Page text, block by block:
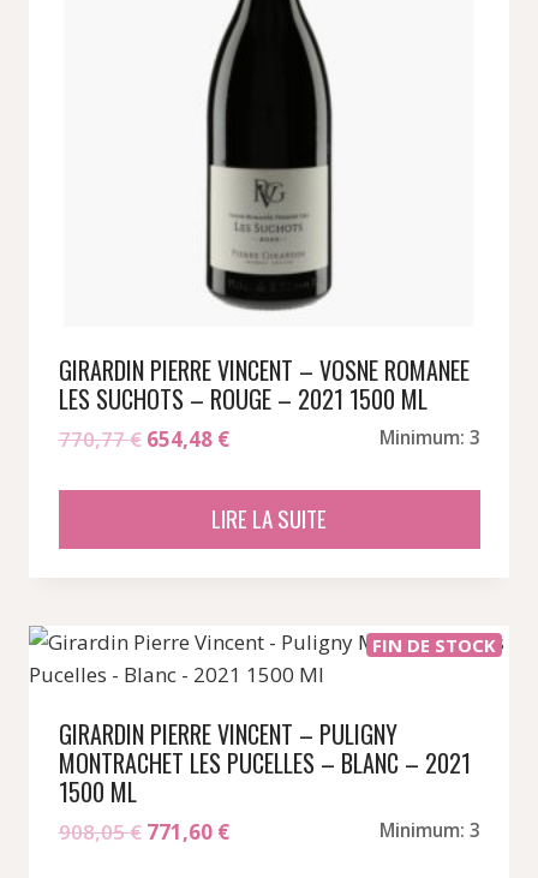
GIRARDIN PIERRE VINCENT – VOSNE ROMANEE
LES SUCHOTS – ROUGE – 2021 1500 ML
770,77€ Le
654,48 €Le
est :
Minimum: 3
LIRE LA SUITE
FIN DE STOCK
GIRARDIN PIERRE VINCENT – PULIGNY
MONTRACHET LES PUCELLES – BLANC – 2021
1500 ML
908,05€ Le
771,60 €Le
Minimum: 3